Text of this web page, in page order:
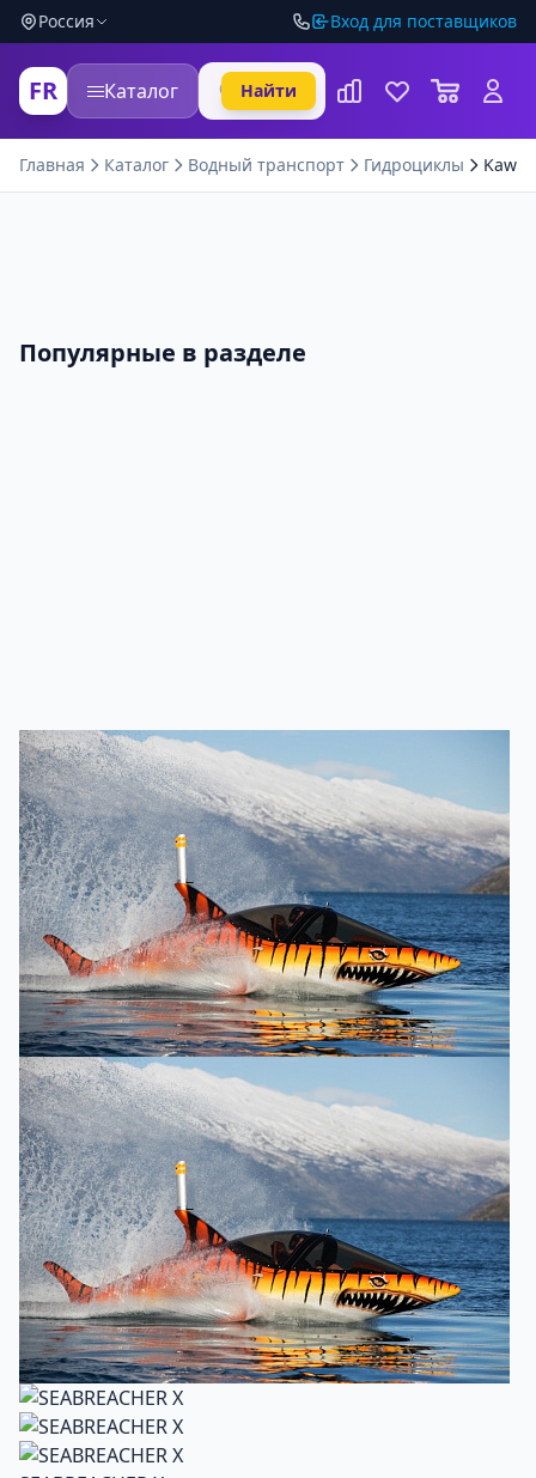
Россия Вход для поставщиков
FR Каталог Найти
Главная Каталог Водный транспорт Гидроциклы
Популярные в разделе